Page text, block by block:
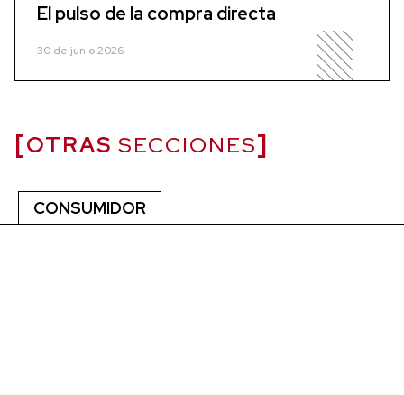
El pulso de la compra directa
30 de junio 2026
OTRAS SECCIONES
CONSUMIDOR